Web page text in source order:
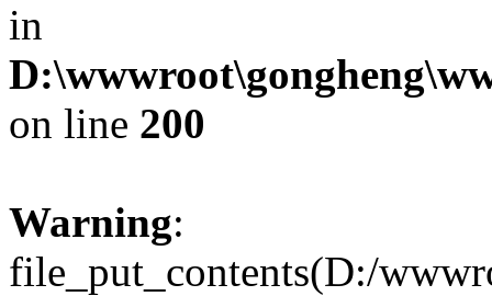
in
on line 200
Warning:
file_put_contents(D:/